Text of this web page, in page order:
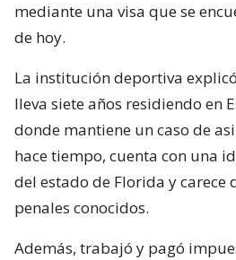
mediante una visa que se
de hoy.
La institución deportiva
lleva siete años residiendo en
donde mantiene un caso de
hace tiempo, cuenta con una
del estado de Florida y carece
penales conocidos.
Además, trabajó y pagó